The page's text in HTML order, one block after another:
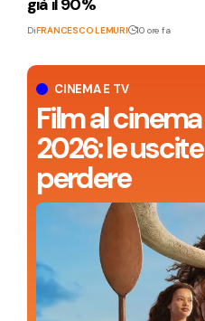
CINEMA E TV
Film al
2026: le
perdere
DiFRANCESCO LEMURI 10 ore fa